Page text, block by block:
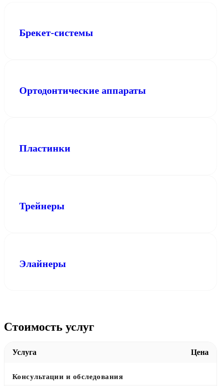
Брекет-системы
Ортодонтические аппараты
Пластинки
Трейнеры
Элайнеры
Стоимость услуг
Услуга Цена
Консультации и обследования